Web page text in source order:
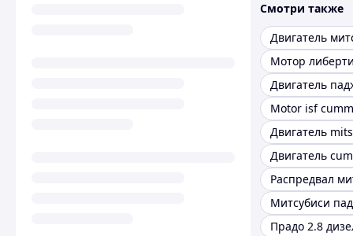
Смотри также
Двигатель
Прадо 2.8